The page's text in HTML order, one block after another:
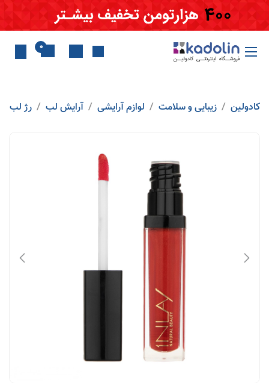
Skip to Content
0
کادولین زیبایی و سلامت لوازم آرایشی آرایش لب رژ لب